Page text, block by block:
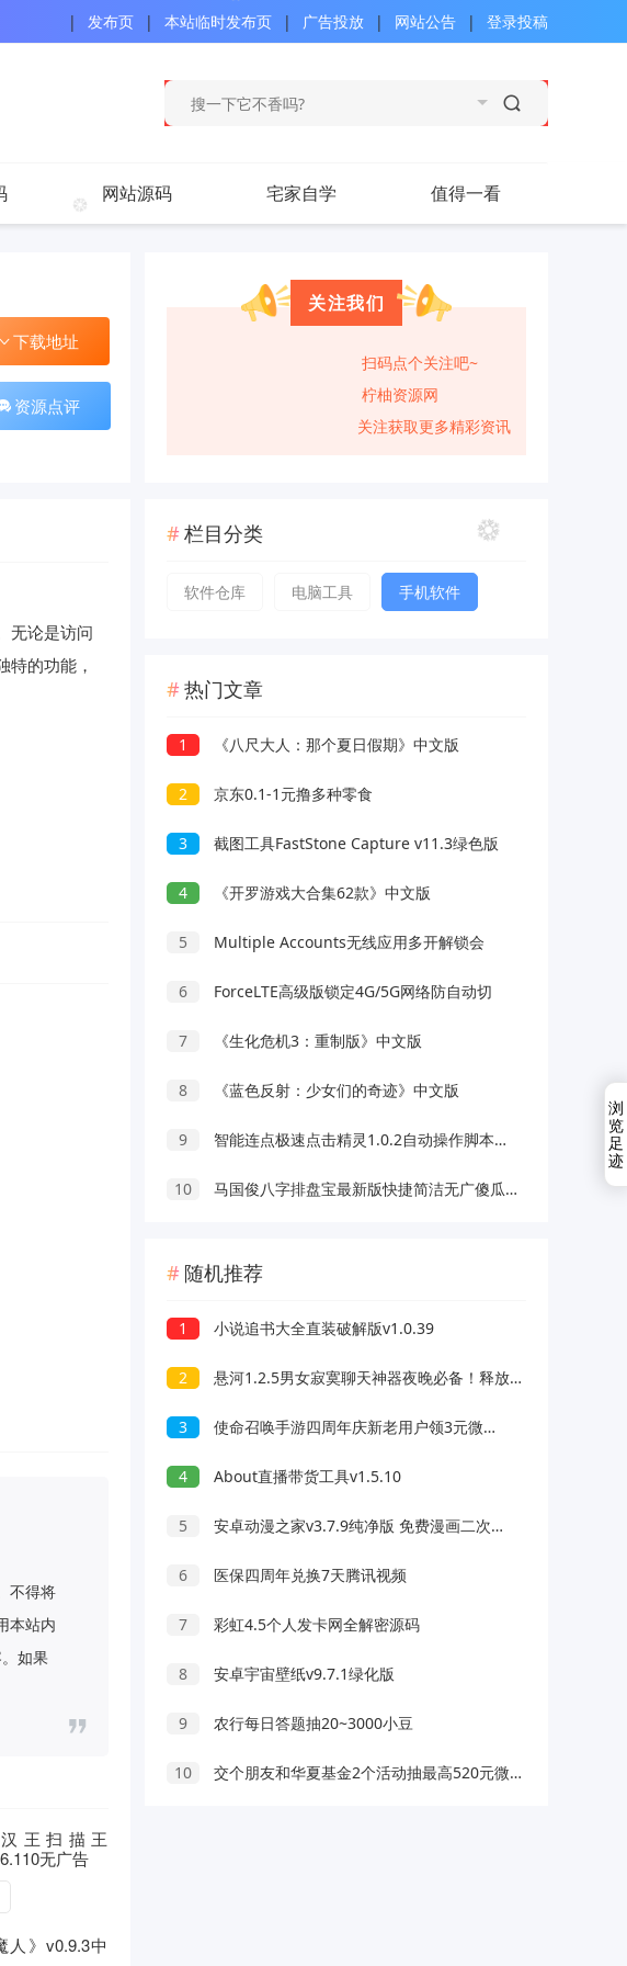
登录投稿
|
网站公告
|
广告投放
|
本站临时发布页
|
发布页
|
网站源码 宅家自学 值得一看
下载地址
资源点评
无论是访问
特的功能，
不得将
本站内
如果
王扫描王
无广告
人》v0.9.3中
关注我们
扫码点个关注吧~
柠柚资源网
关注获取更多精彩资讯
栏目分类
软件仓库 电脑工具 手机软件
热门文章
1 《八尺大人：那个夏日假期》中文版
2 京东0.1-1元撸多种零食
3 截图工具FastStone Capture v11.3绿色版
4 《开罗游戏大合集62款》中文版
5 Multiple Accounts无线应用多开解锁会
6 ForceLTE高级版锁定4G/5G网络防自动切
7 《生化危机3：重制版》中文版
8 《蓝色反射：少女们的奇迹》中文版
9 智能连点极速点击精灵1.0.2自动操作脚本录制解放双手
10 马国俊八字排盘宝最新版快捷简洁无广傻瓜操作
随机推荐
1 小说追书大全直装破解版v1.0.39
2 悬河1.2.5男女寂寞聊天神器夜晚必备！释放天性
3 使命召唤手游四周年庆新老用户领3元微信红包
4 About直播带货工具v1.5.10
5 安卓动漫之家v3.7.9纯净版 免费漫画二次元小说
6 医保四周年兑换7天腾讯视频
7 彩虹4.5个人发卡网全解密源码
8 安卓宇宙壁纸v9.7.1绿化版
9 农行每日答题抽20~3000小豆
10 交个朋友和华夏基金2个活动抽最高520元微信红包 亲测中0.73元
浏
览
足
迹